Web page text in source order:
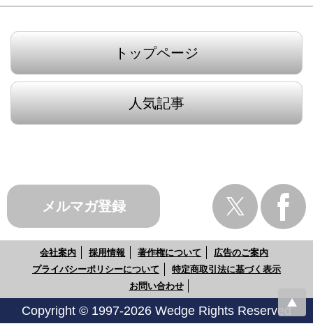
トップページ
人気記事
メルマガ登録
会社案内 採用情報 著作権について
広告のご案内
プライバシーポリシーについて
特定商取引法に基づく表示
お問い合わせ
Copyright © 1997-2026 Wedge Rights Reserved